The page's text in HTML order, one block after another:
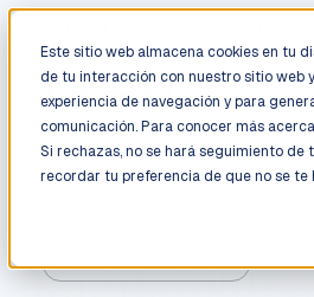
Este sitio web almacena cookies en tu
de tu interacción con nuestro sitio web
experiencia de navegación y para
comunicación. Para conocer más
Si rechazas, no se hará seguimiento
recordar tu preferencia de que no se te
BLOG / FIELD NOTES